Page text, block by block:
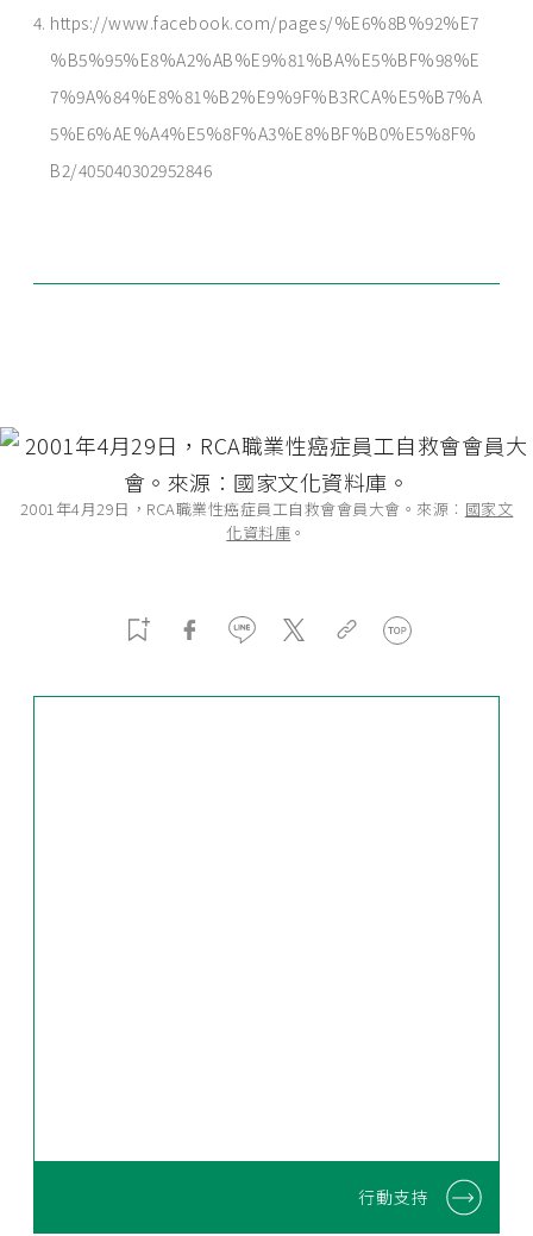
https://www.facebook.com/pages/%E6%8B%92%E7
%B5%95%E8%A2%AB%E9%81%BA%E5%BF%98%E
7%9A%84%E8%81%B2%E9%9F%B3RCA%E5%B7%A
5%E6%AE%A4%E5%8F%A3%E8%BF%B0%E5%8F%
B2/405040302952846
2001年4月29日，RCA職業性癌症員工自救會會員大會。來源︰ 國家文
化資料庫 。
行動支持